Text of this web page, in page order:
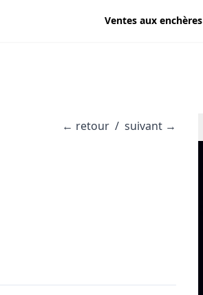
Ventes aux enchères
← retour / suivant →